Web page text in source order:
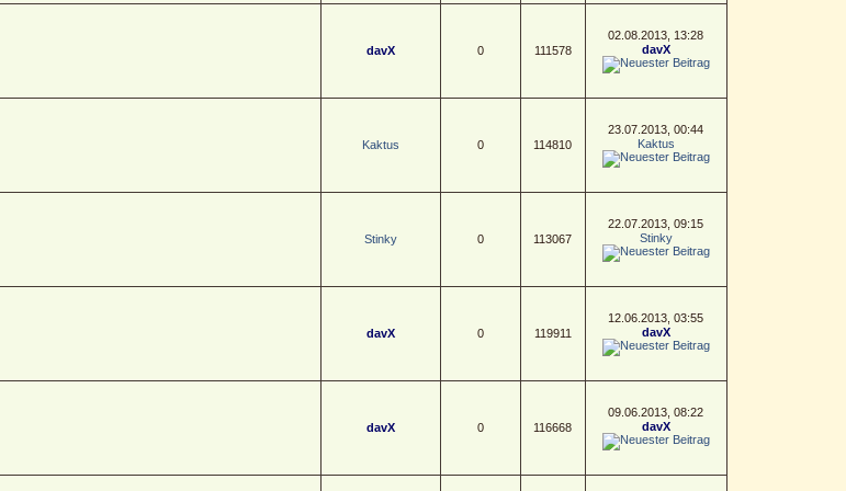
davX 0 111578
02.08.2013, 13:28
davX
Kaktus 0 114810
23.07.2013, 00:44
Kaktus
Stinky 0 113067
22.07.2013, 09:15
Stinky
davX 0 119911
12.06.2013, 03:55
davX
davX 0 116668
09.06.2013, 08:22
davX